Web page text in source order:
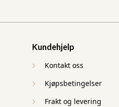
Kundehjelp
Kontakt oss
Kjøpsbetingelser
Frakt og levering